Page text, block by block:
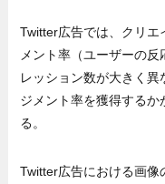
Twitter広告では、クリエ
メント率（ユーザーの
レッション数が大きく
ジメント率を獲得する
る。
Twitter広告における画像